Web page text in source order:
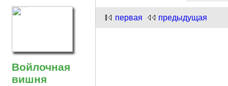
Войлочная
вишня
первая предыдущая